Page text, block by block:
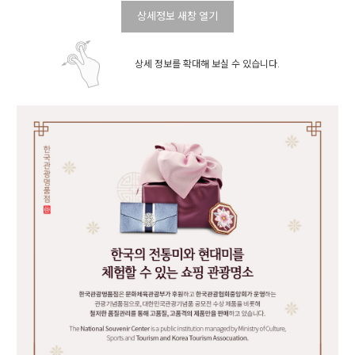
상세정보 새창 열기
상세 정보를 확대해 보실 수 있습니다.